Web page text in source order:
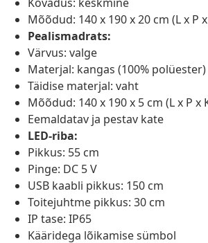
Mõõdud: 140 x 190 x 20 cm (L x P
Pealismadrats:
Värvus: valge
Materjal: kangas (100% polüester)
Täidise materjal: vaht
Mõõdud: 140 x 190 x 5 cm (L x P x
Eemaldatav ja pestav kate
LED-riba:
Pikkus: 55 cm
Pinge: DC 5 V
USB kaabli pikkus: 150 cm
Toitejuhtme pikkus: 30 cm
IP tase: IP65
Kääridega lõikamise sümbol